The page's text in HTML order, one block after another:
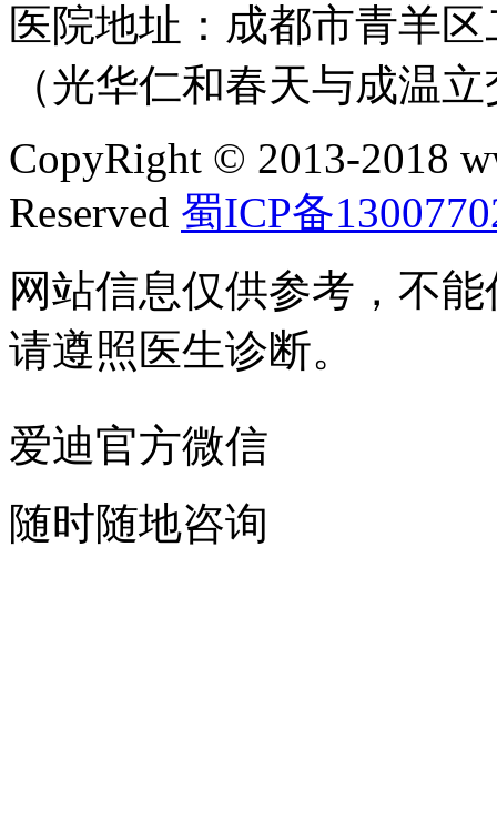
医院地址：成都市青羊
（光华仁和春天与成温
CopyRight © 2013-2018
Reserved 蜀ICP备
网站信息仅供参考，不
请遵照医生诊断。
爱迪官方微信
随时随地咨询